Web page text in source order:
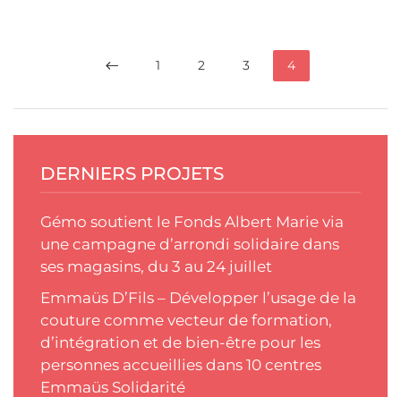
1 2 3 4
DERNIERS PROJETS
Gémo soutient le Fonds Albert Marie via
une campagne d’arrondi solidaire dans
ses magasins, du 3 au 24 juillet
Emmaüs D’Fils – Développer l’usage de la
couture comme vecteur de formation,
d’intégration et de bien-être pour les
personnes accueillies dans 10 centres
Emmaüs Solidarité